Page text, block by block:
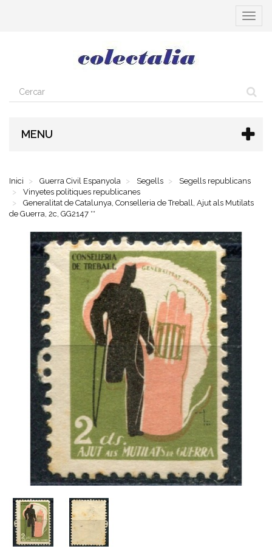
Toggle
MENU
Inici Guerra Civil Espanyola Segells
Segells republicans
Vinyetes polítiques republicanes
Generalitat de Catalunya, Conselleria de Treball, Ajut als Mutilats
de Guerra, 2c, GG2147 **